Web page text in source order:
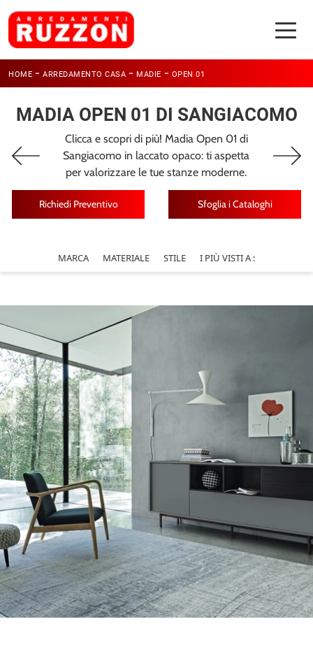
HOME - ARREDAMENTO CASA - MADIE - OPEN 01
MADIA OPEN 01 DI SANGIACOMO
Clicca e scopri di più! Madia Open 01 di
Sangiacomo in laccato opaco: ti aspetta
per valorizzare le tue stanze moderne.
Richiedi Preventivo Sfoglia i Cataloghi
MARCA MATERIALE STILE I PIÙ VISTI A :